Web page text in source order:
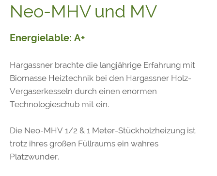
Neo-MHV und MV
Energielable: A+
Hargassner brachte die langjährige Erfahrung mit
Biomasse Heiztechnik bei den Hargassner Holz-
Vergaserkesseln durch einen enormen
Technologieschub mit ein.
Die Neo-MHV 1/2 & 1 Meter-Stückholzheizung ist
trotz ihres großen Füllraums ein wahres
Platzwunder.